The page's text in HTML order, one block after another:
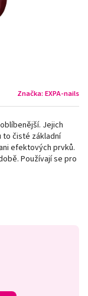
Značka: EXPA-nails
Jejich
to čisté základní
efektových prvků.
Používají se pro